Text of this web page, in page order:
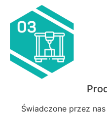
Świadczone przez